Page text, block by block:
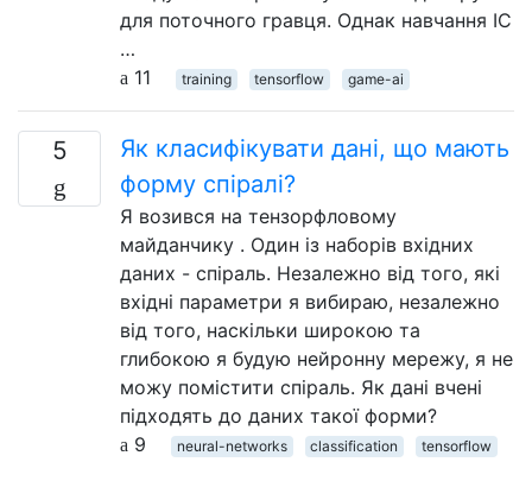
для поточного гравця. Однак навчання ІС
…
11
training tensorflow game-ai
5
Як класифікувати дані, що мають
форму спіралі?
Я возився на тензорфловому
майданчику . Один із наборів вхідних
даних - спіраль. Незалежно від того, які
вхідні параметри я вибираю, незалежно
від того, наскільки широкою та
глибокою я будую нейронну мережу, я не
можу помістити спіраль. Як дані вчені
підходять до даних такої форми?
9
neural-networks classification tensorflow